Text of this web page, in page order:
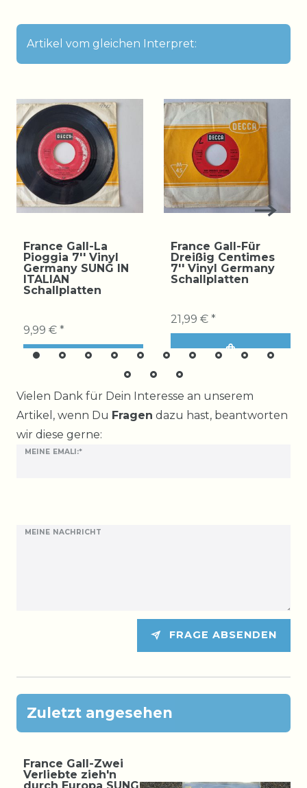
Artikel vom gleichen Interpret:
France Gall-La
Pioggia 7'' Vinyl
Germany SUNG IN
ITALIAN
Schallplatten
9,99 € *
France Gall-Für
Dreißig Centimes
7'' Vinyl Germany
Schallplatten
21,99 € *
Vielen Dank für Dein Interesse an unserem
Artikel, wenn Du Fragen dazu hast, beantworten
wir diese gerne:
MEINE EMALI:*
MEINE NACHRICHT
Ceres::Template.mailFormHoneypotLabel
FRAGE ABSENDEN
Zuletzt angesehen
France Gall-Zwei
Verliebte zieh'n